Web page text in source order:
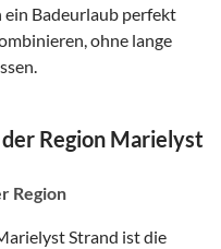
ein Badeurlaub perfekt
ohne lange
Region Marielyst
Region
Strand ist die